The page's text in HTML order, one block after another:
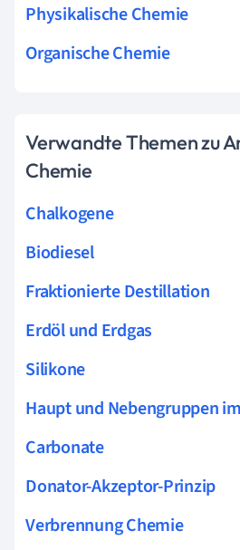
Physikalische Chemie
Organische Chemie
Verwandte Themen zu
Chemie
Chalkogene
Biodiesel
Fraktionierte Destillation
Erdöl und Erdgas
Silikone
Haupt und Nebengruppen
Carbonate
Donator-Akzeptor-Prinzip
Verbrennung Chemie